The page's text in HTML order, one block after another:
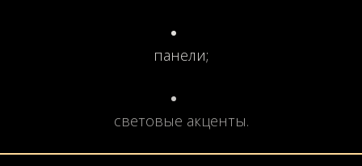
панели;
световые акценты.